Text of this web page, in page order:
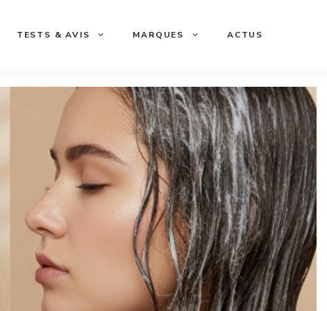
TESTS & AVIS MARQUES ACTUS